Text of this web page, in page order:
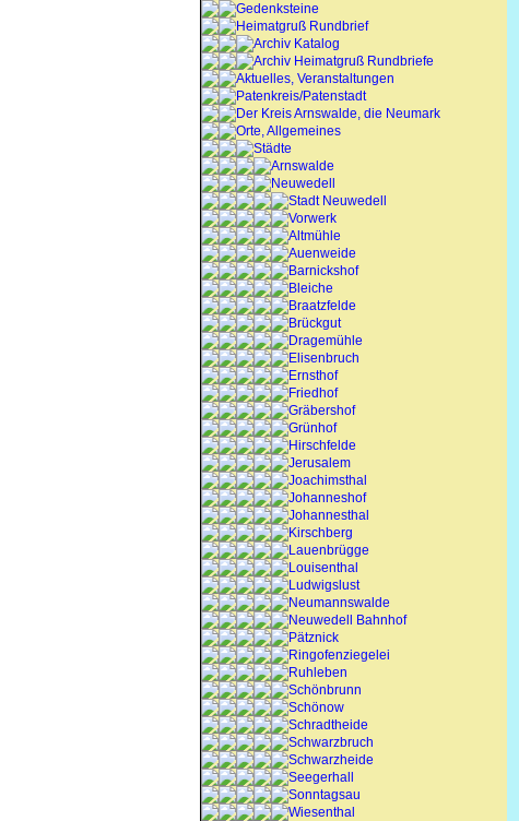
Gedenksteine
Heimatgruß Rundbrief
Archiv Katalog
Archiv Heimatgruß Rundbriefe
Aktuelles, Veranstaltungen
Patenkreis/Patenstadt
Der Kreis Arnswalde, die Neumark
Orte, Allgemeines
Städte
Arnswalde
Neuwedell
Stadt Neuwedell
Vorwerk
Altmühle
Auenweide
Barnickshof
Bleiche
Braatzfelde
Brückgut
Dragemühle
Elisenbruch
Ernsthof
Friedhof
Gräbershof
Grünhof
Hirschfelde
Jerusalem
Joachimsthal
Johanneshof
Johannesthal
Kirschberg
Lauenbrügge
Louisenthal
Ludwigslust
Neumannswalde
Neuwedell Bahnhof
Pätznick
Ringofenziegelei
Ruhleben
Schönbrunn
Schönow
Schradtheide
Schwarzbruch
Schwarzheide
Seegerhall
Sonntagsau
Wiesenthal